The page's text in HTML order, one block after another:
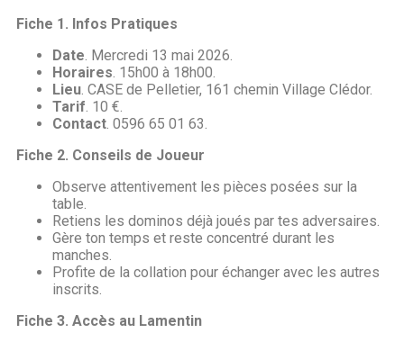
Fiche 1. Infos Pratiques
Date . Mercredi 13 mai 2026.
Horaires . 15h00 à 18h00.
Lieu . CASE de Pelletier, 161 chemin Village Clédor.
Tarif . 10 €.
Contact . 0596 65 01 63.
Fiche 2. Conseils de Joueur
Observe attentivement les pièces posées sur la
table.
Retiens les dominos déjà joués par tes adversaires.
Gère ton temps et reste concentré durant les
manches.
Profite de la collation pour échanger avec les autres
inscrits.
Fiche 3. Accès au Lamentin